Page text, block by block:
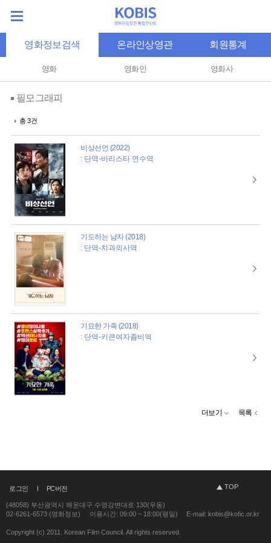
영화정보검색 온라인상영관 회원통계
영화 영화인 영화사
필모그래피
총 3건
비상선언 (2022)
: 단역-바리스타 연수역
기도하는 남자 (2018)
: 단역-치과의사역
기묘한 가족 (2018)
: 단역-키큰여자좀비역
더보기 목록
로그인 PC버전 TOP
(48058) 부산광역시 해운대구 수영강변대로 130(우동)
02-6261-6573 (영화정보)
이용시간: 09:00 ~ 18:00(평일) E-mail: kobis@kofic.or.kr
Copyright (c) 2011. Korean Film Council. All rights reserved.